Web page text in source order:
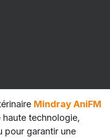
Mindray AniFM
haute technologie,
pour garantir une